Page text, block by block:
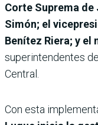
Corte Suprema
Simón; el
Benítez Riera; y el
superintendentes
Central.
Con esta